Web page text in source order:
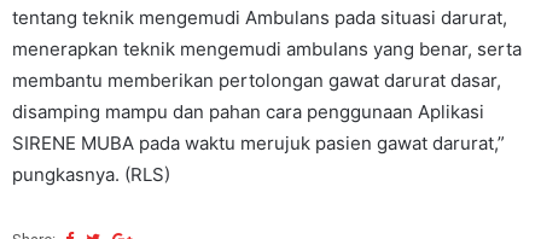
tentang teknik mengemudi Ambulans pada situasi darurat,
menerapkan teknik mengemudi ambulans yang benar, serta
membantu memberikan pertolongan gawat darurat dasar,
disamping mampu dan pahan cara penggunaan Aplikasi
SIRENE MUBA pada waktu merujuk pasien gawat darurat,”
pungkasnya. (RLS)